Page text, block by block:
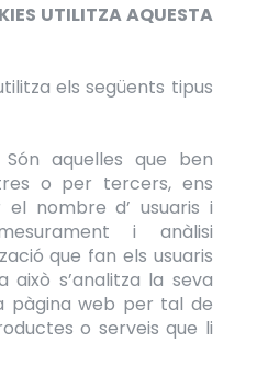
UTILITZA AQUESTA
els següents tipus
Són aquelles que ben
o per tercers, ens
nombre d’ usuaris i
i anàlisi
que fan els usuaris
s’analitza la seva
pàgina web per tal de
o serveis que li